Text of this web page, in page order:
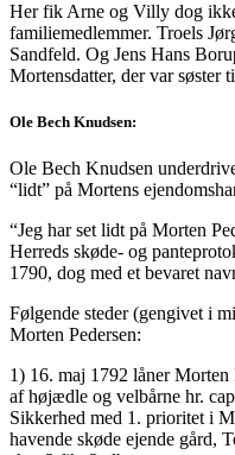
Her fik Arne og Villy dog
familiemedlemmer. Troels
Sandfeld. Og Jens Hans
Mortensdatter, der var søster
Ole Bech Knudsen:
Ole Bech Knudsen
“lidt” på Mortens
“Jeg har set lidt på Morten
Herreds skøde- og
1790, dog med et bevaret
Følgende steder (gengivet i
Morten Pedersen:
1) 16. maj 1792 låner Morten
af højædle og velbårne hr.
Sikkerhed med 1. prioritet i
havende skøde ejende gård,